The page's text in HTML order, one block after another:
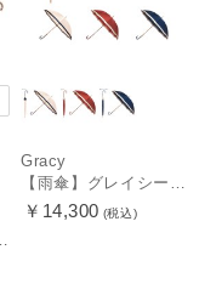
Gracy
￥14,300 (税込)